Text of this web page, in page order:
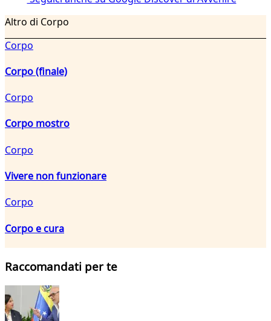
Altro di Corpo
Corpo
Corpo (finale)
Corpo
Corpo mostro
Corpo
Vivere non funzionare
Corpo
Corpo e cura
Raccomandati per te